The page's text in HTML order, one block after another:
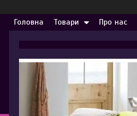
Головна Товари Про нас